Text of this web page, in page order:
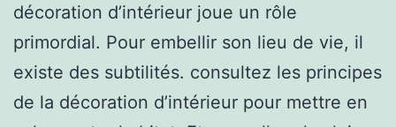
décoration d’intérieur joue un rôle
primordial. Pour embellir son lieu de vie, il
existe des subtilités. consultez les principes
de la décoration d’intérieur pour mettre en